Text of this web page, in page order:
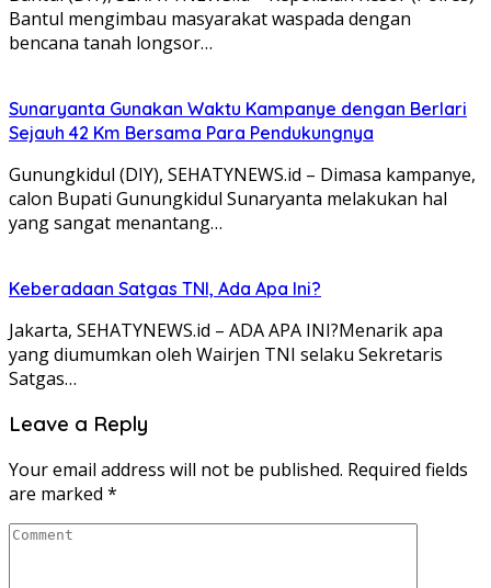
Bantul mengimbau masyarakat waspada dengan
bencana tanah longsor…
Sunaryanta Gunakan Waktu Kampanye dengan Berlari
Sejauh 42 Km Bersama Para Pendukungnya
Gunungkidul (DIY), SEHATYNEWS.id – Dimasa kampanye,
calon Bupati Gunungkidul Sunaryanta melakukan hal
yang sangat menantang…
Keberadaan Satgas TNI, Ada Apa Ini?
Jakarta, SEHATYNEWS.id – ADA APA INI?Menarik apa
yang diumumkan oleh Wairjen TNI selaku Sekretaris
Satgas…
Leave a Reply
Your email address will not be published. Required fields
are marked *